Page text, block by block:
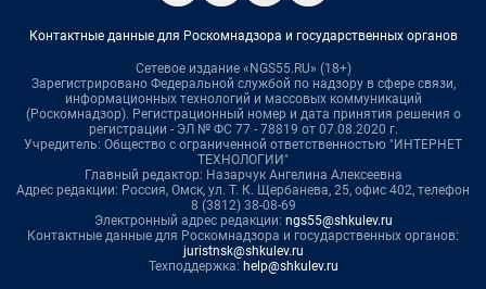
Контактные данные для Роскомнадзора и государственных органов
Сетевое издание «NGS55.RU» (18+)
Зарегистрировано Федеральной службой по надзору в сфере связи,
информационных технологий и массовых коммуникаций
(Роскомнадзор). Регистрационный номер и дата принятия решения о
регистрации - ЭЛ № ФС 77 - 78819 от 07.08.2020 г.
Учредитель: Общество с ограниченной ответственностью "ИНТЕРНЕТ
ТЕХНОЛОГИИ"
Главный редактор: Назарчук Ангелина Алексеевна
Адрес редакции: Россия, Омск, ул. Т. К. Щербанева, 25, офис 402, телефон
8 (3812) 38-08-69
Электронный адрес редакции: ngs55@shkulev.ru
Контактные данные для Роскомнадзора и государственных органов:
juristnsk@shkulev.ru
Техподдержка: help@shkulev.ru